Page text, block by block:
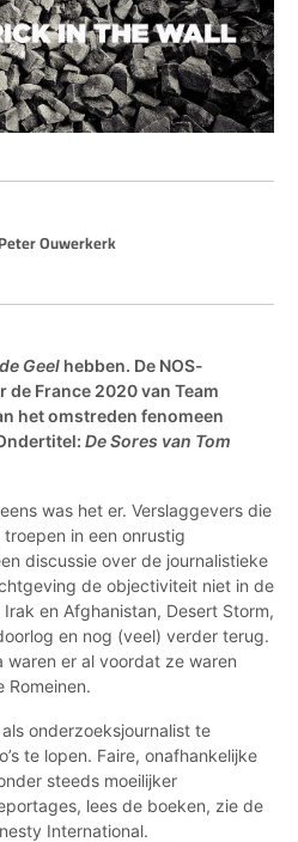
Ouwerkerk
Geel hebben. De NOS-
France 2020 van Team
het omstreden fenomeen
De Sores van Tom
was het er. Verslaggevers die
in een onrustig
discussie over de journalistieke
de objectiviteit niet in de
en Afghanistan, Desert Storm,
en nog (veel) verder terug.
waren er al voordat ze waren
Romeinen.
onderzoeksjournalist te
te lopen. Faire, onafhankelijke
steeds moeilijker
lees de boeken, zie de
International.